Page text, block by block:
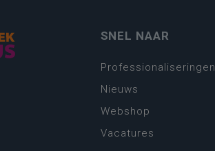
SNEL NAAR
Professionaliseringen
Nieuws
Webshop
Vacatures